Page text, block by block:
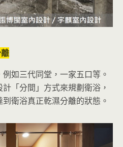
如三代同堂，一家五口等。
「分間」方式來規劃衛浴，
衛浴真正乾濕分離的狀態。